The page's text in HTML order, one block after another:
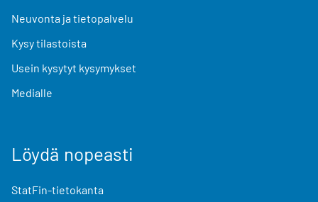
Neuvonta ja tietopalvelu
Kysy tilastoista
Usein kysytyt kysymykset
Medialle
Löydä nopeasti
StatFin-tietokanta